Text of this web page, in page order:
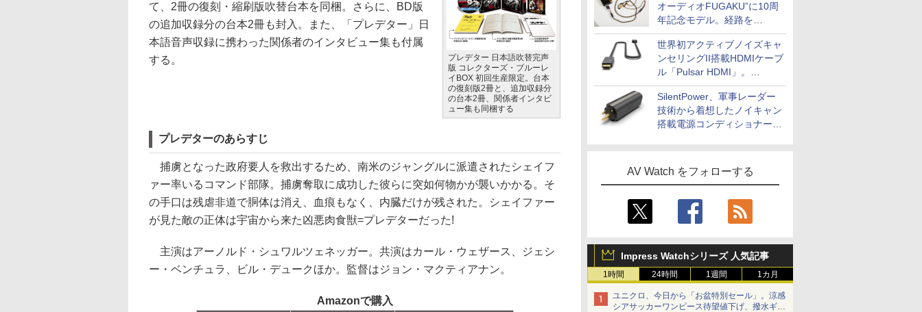
オーディオFUGAKU”に10周
年記念モデル。経路を
NISHIKIで統一。400万円
世界初アクティブノイズキャ
ンセリングII搭載HDMIケーブ
ル「Pulsar HDMI」。
SilentPowerから
SilentPower、軍事レーダー
技術から着想したノイキャン
搭載電源コンディショナー
AV Watch をフォローする
Impress Watchシリーズ 人気記事
1時間 24時間 1週間 1カ月
ユニクロ、今日から「お盆特別セール」。涼感
シアサッカーワンピース待望値下げ、撥水ギア
プレデター 日本語吹替完声
版 コレクターズ・ブルーレ
イBOX 初回生産限定。台本
の復刻版2冊と、追加収録分
の台本2冊、関係者インタビ
ュー集も同梱する
て、2冊の復刻・縮刷版吹替台本を同梱。さらに、BD版
の追加収録分の台本2冊も封入。また、「プレデター」日
本語音声収録に携わった関係者のインタビュー集も付属
する。
プレデターのあらすじ
捕虜となった政府要人を救出するため、南米のジャングルに派遣されたシェイフ
ァー率いるコマンド部隊。捕虜奪取に成功した彼らに突如何物かが襲いかかる。そ
の手口は残虐非道で胴体は消え、血痕もなく、内臓だけが残された。シェイファー
が見た敵の正体は宇宙から来た凶悪肉食獣=プレデターだった!
主演はアーノルド・シュワルツェネッガー。共演はカール・ウェザース、ジェシ
ー・ベンチュラ、ビル・デュークほか。監督はジョン・マクティアナン。
Amazonで購入